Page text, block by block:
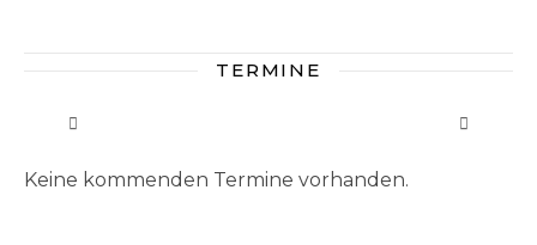
TERMINE
Keine kommenden Termine vorhanden.